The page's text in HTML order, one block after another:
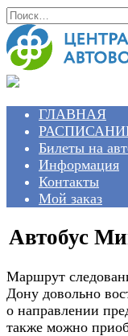
Перейти
к
содержанию
Search
for:
ГЛАВНАЯ
Билеты на
Информация
Контакты
Мой заказ
Автобус
Маршрут
Дону довольно
о направлении
также можно